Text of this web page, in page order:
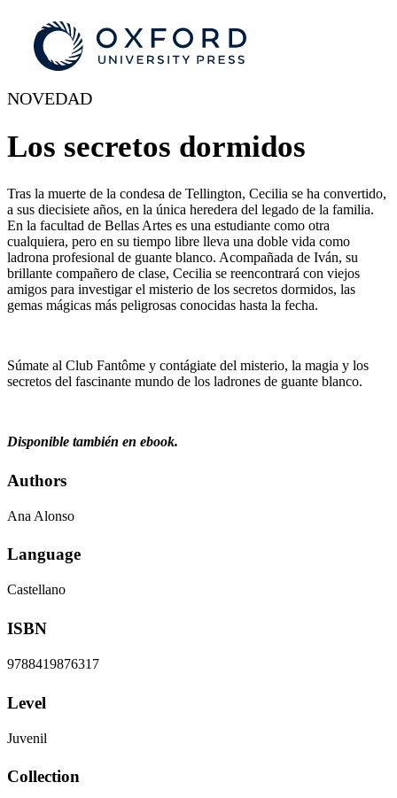
NOVEDAD
Los secretos dormidos
Tras la muerte de la condesa de Tellington, Cecilia se ha convertido,
a sus diecisiete años, en la única heredera del legado de la familia.
En la facultad de Bellas Artes es una estudiante como otra
cualquiera, pero en su tiempo libre lleva una doble vida como
ladrona profesional de guante blanco. Acompañada de Iván, su
brillante compañero de clase, Cecilia se reencontrará con viejos
amigos para investigar el misterio de los secretos dormidos, las
gemas mágicas más peligrosas conocidas hasta la fecha.
Súmate al Club Fantôme y contágiate del misterio, la magia y los
secretos del fascinante mundo de los ladrones de guante blanco.
Disponible también en ebook.
Authors
Ana Alonso
Language
Castellano
ISBN
9788419876317
Level
Juvenil
Collection